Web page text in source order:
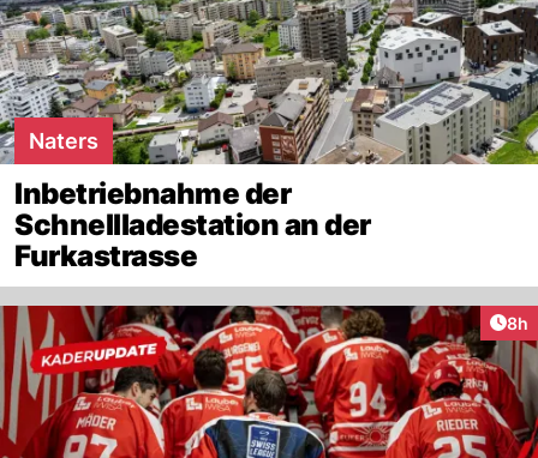
Naters
Inbetriebnahme der
Schnellladestation an der
Furkastrasse
8h